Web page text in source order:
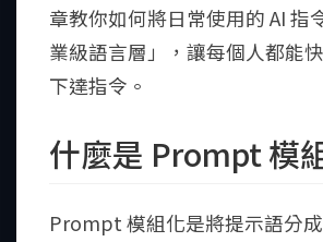
章教你如何將日常使用的 AI 指
業級語言層」，讓每個人都能
下達指令。
什麼是 Prompt 模
Prompt 模組化是將提示語分成